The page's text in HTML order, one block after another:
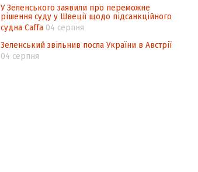
У Зеленського заявили про переможне
рішення суду у Швеції щодо підсанкційного
судна Caffa 04 серпня
Зеленський звільнив посла України в Австрії
04 серпня